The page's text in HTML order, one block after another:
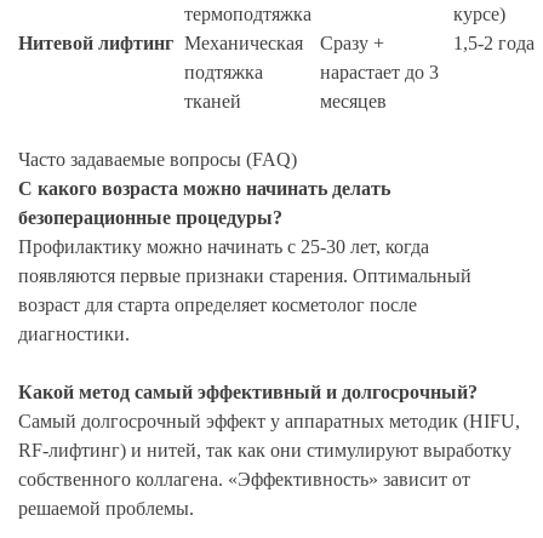
термоподтяжка
курсе)
Нитевой лифтинг Механическая
подтяжка
тканей
Сразу +
нарастает до 3
месяцев
1,5-2 года
Часто задаваемые вопросы (FAQ)
С какого возраста можно начинать делать
безоперационные процедуры?
Профилактику можно начинать с 25-30 лет, когда
появляются первые признаки старения. Оптимальный
возраст для старта определяет косметолог после
диагностики.
Какой метод самый эффективный и долгосрочный?
Самый долгосрочный эффект у аппаратных методик (HIFU,
RF-лифтинг) и нитей, так как они стимулируют выработку
собственного коллагена. «Эффективность» зависит от
решаемой проблемы.